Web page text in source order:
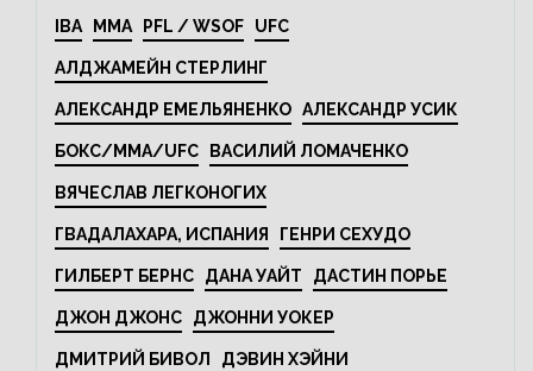
IBA MMA PFL / WSOF UFC
АЛДЖАМЕЙН СТЕРЛИНГ
АЛЕКСАНДР ЕМЕЛЬЯНЕНКО АЛЕКСАНДР УСИК
БОКС/MMA/UFC ВАСИЛИЙ ЛОМАЧЕНКО
ВЯЧЕСЛАВ ЛЕГКОНОГИХ
ГВАДАЛАХАРА, ИСПАНИЯ ГЕНРИ СЕХУДО
ГИЛБЕРТ БЕРНС ДАНА УАЙТ ДАСТИН ПОРЬЕ
ДЖОН ДЖОНС ДЖОННИ УОКЕР
ДМИТРИЙ БИВОЛ ДЭВИН ХЭЙНИ